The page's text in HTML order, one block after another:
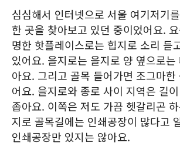
심심해서 인터넷으로 서울 여기저기
한 곳을 찾아보고 있던 중이었어요.
명한 핫플레이스로는 힙지로 소리 듣
있어요. 을지로는 을지로 양 옆으로
아요. 그리고 골목 들어가면 조그마한
어요. 을지로와 종로 사이 지역은 길
좁아요. 이쪽은 저도 가끔 헷갈리곤
지로 골목길에는 인쇄공장이 많다고
인쇄공장만 있지는 않아요.